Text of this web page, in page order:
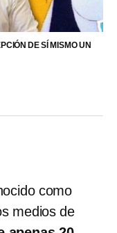
DE SÍ MISMO UN
como
medios de